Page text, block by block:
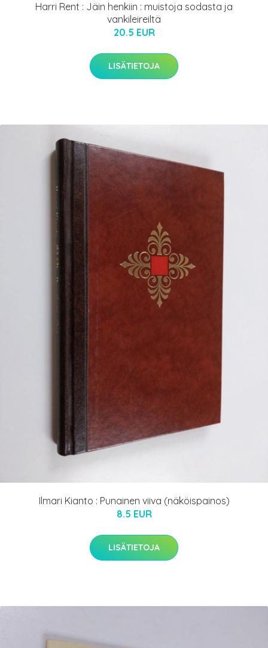
Harri Rent : Jäin henkiin : muistoja sodasta ja
vankileireiltä
20.5 EUR
LISÄTIETOJA
Ilmari Kianto : Punainen viiva (näköispainos)
8.5 EUR
LISÄTIETOJA